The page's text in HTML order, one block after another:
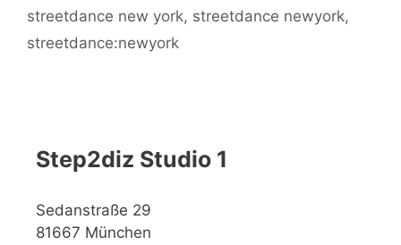
streetdance new york, streetdance newyork,
streetdance:newyork
Step2diz Studio 1
Sedanstraße 29
81667 München